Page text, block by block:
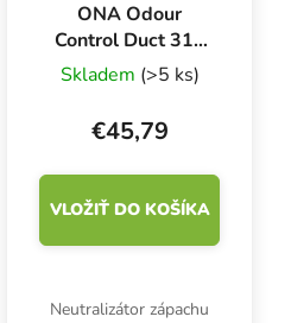
ONA Odour
Control Duct 315
mm, neutralizátor
zápachu pre
potrubia
Skladem (>5 ks)
€45,79
VLOŽIŤ DO KOŠÍKA
Neutralizátor zápachu